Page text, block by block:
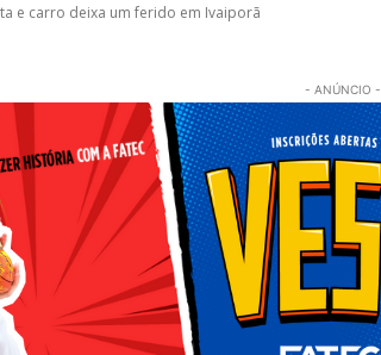
e carro deixa um ferido em Ivaiporã
- ANÚNCIO -